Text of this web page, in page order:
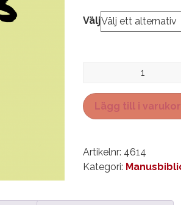
Välj
B
mängd
Lägg till i
Artikelnr: 4614
Kategori: